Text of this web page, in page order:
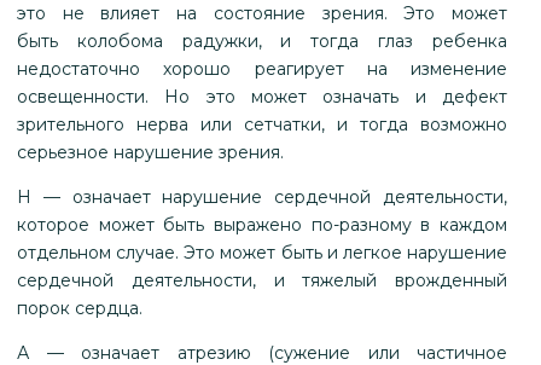
это не влияет на состояние зрения. Это может
быть колобома радужки, и тогда глаз ребенка
недостаточно хорошо реагирует на изменение
освещенности. Но это может означать и дефект
зрительного нерва или сетчатки, и тогда возможно
серьезное нарушение зрения.
Н — означает нарушение сердечной деятельности,
которое может быть выражено по-разному в каждом
отдельном случае. Это может быть и легкое нарушение
сердечной деятельности, и тяжелый врожденный
порок сердца.
А — означает атрезию (сужение или частичное